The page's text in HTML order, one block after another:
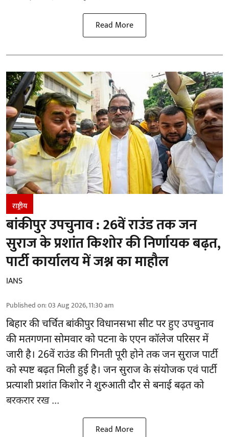
Read More
राष्ट्रीय
बांकीपुर उपचुनाव : 26वें राउंड तक जन
सुराज के प्रशांत किशोर की निर्णायक बढ़त,
पार्टी कार्यालय में जश्न का माहौल
IANS
Published on:03 Aug 2026, 11:30 am
बिहारकी चर्चित बांकीपुर विधानसभा सीट पर हुए उपचुनाव
की मतगणना सोमवार को पटना के एएन कॉलेज परिसर में
जारी है। 26वें राउंड की गिनती पूरी होने तक जन सुराज पार्टी
को स्पष्ट बढ़त मिली हुई है। जन सुराज के संयोजक एवं पार्टी
प्रत्याशी प्रशांत किशोर ने शुरुआती दौर से बनाई बढ़त को
बरकरार रख ...
Read More